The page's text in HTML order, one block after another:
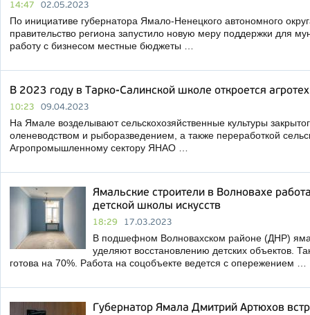
14:47 02.05.2023
По инициативе губернатора Ямало-Ненецкого автономного
правительство региона запустило новую меру поддержки для
работу с бизнесом местные бюджеты …
В 2023 году в Тарко-Салинской школе откроется
10:23 09.04.2023
На Ямале возделывают сельскохозяйственные культуры
оленеводством и рыборазведением, а также переработкой
Агропромышленному сектору ЯНАО …
Ямальские строители в Волновахе
детской школы искусств
18:29 17.03.2023
В подшефном Волновахском районе (ДНР)
уделяют восстановлению детских объектов.
готова на 70%. Работа на соцобъекте ведется с опережением …
Губернатор Ямала Дмитрий Артюхов